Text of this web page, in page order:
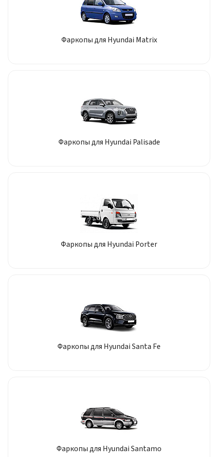
Фаркопы для Hyundai Matrix
Фаркопы для Hyundai Palisade
Фаркопы для Hyundai Porter
Фаркопы для Hyundai Santa Fe
Фаркопы для Hyundai Santamo